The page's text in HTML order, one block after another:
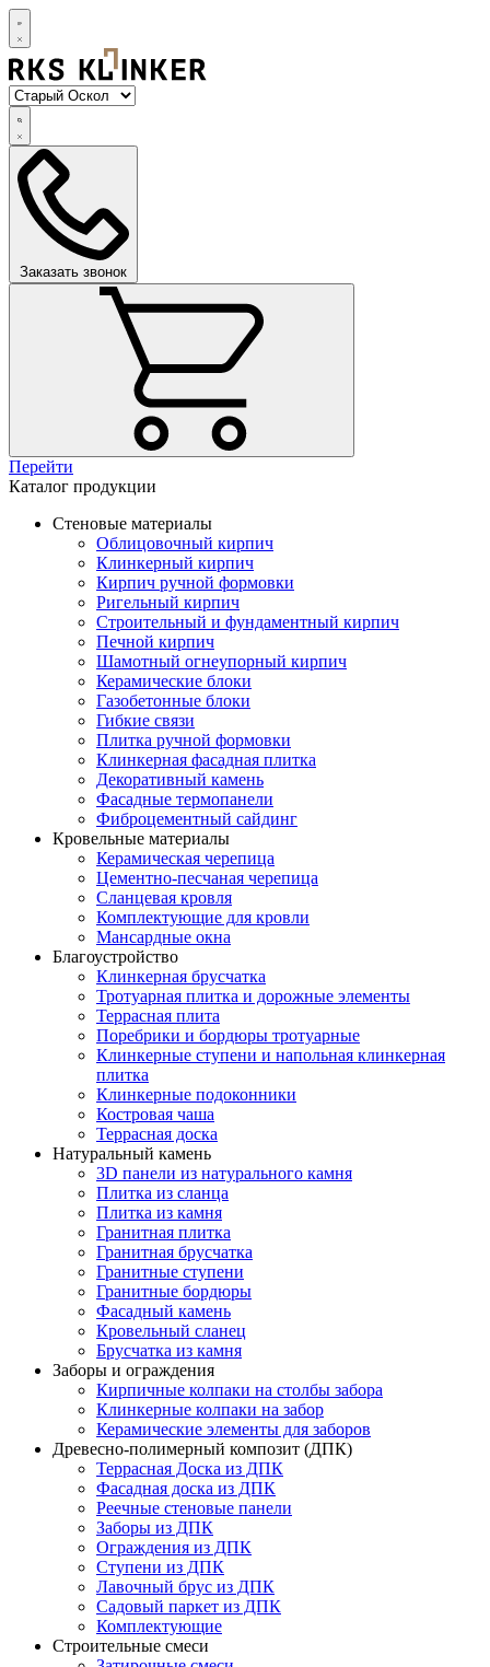
Заказать звонок
Перейти
Каталог продукции
Стеновые материалы
Облицовочный кирпич
Клинкерный кирпич
Кирпич ручной формовки
Ригельный кирпич
Строительный и фундаментный кирпич
Печной кирпич
Шамотный огнеупорный кирпич
Керамические блоки
Газобетонные блоки
Гибкие связи
Плитка ручной формовки
Клинкерная фасадная плитка
Декоративный камень
Фасадные термопанели
Фиброцементный сайдинг
Кровельные материалы
Керамическая черепица
Цементно-песчаная черепица
Сланцевая кровля
Комплектующие для кровли
Мансардные окна
Благоустройство
Клинкерная брусчатка
Тротуарная плитка и дорожные элементы
Террасная плита
Поребрики и бордюры тротуарные
Клинкерные ступени и напольная клинкерная
плитка
Клинкерные подоконники
Костровая чаша
Террасная доска
Натуральный камень
3D панели из натурального камня
Плитка из сланца
Плитка из камня
Гранитная плитка
Гранитная брусчатка
Гранитные ступени
Гранитные бордюры
Фасадный камень
Кровельный сланец
Брусчатка из камня
Заборы и ограждения
Кирпичные колпаки на столбы забора
Клинкерные колпаки на забор
Керамические элементы для заборов
Древесно-полимерный композит (ДПК)
Террасная Доска из ДПК
Фасадная доска из ДПК
Реечные стеновые панели
Заборы из ДПК
Ограждения из ДПК
Ступени из ДПК
Лавочный брус из ДПК
Садовый паркет из ДПК
Комплектующие
Строительные смеси